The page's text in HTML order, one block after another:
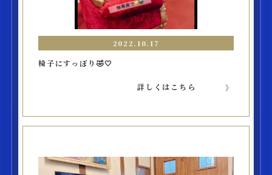
2022.10.17
椅子にすっぽり🤣🤍
詳しくはこちら